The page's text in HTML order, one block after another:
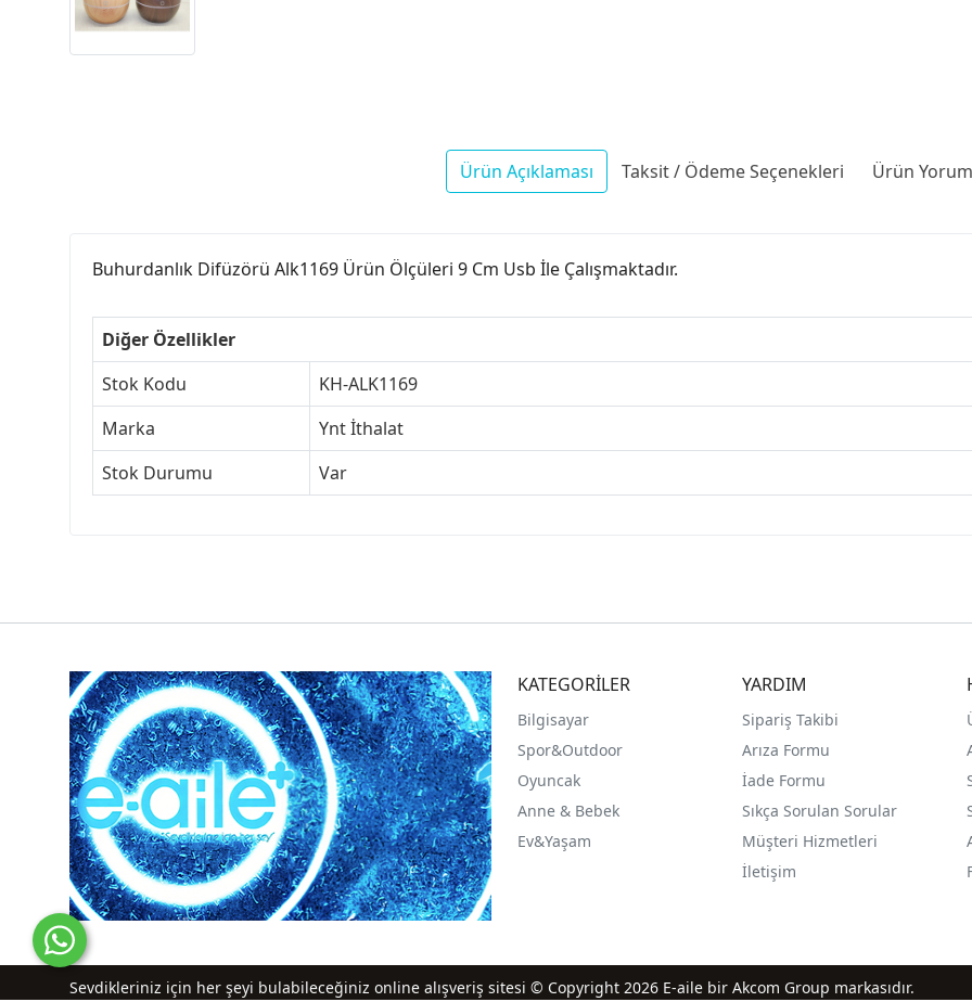
Ürün Açıklaması Taksit / Ödeme Seçenekleri Ürün
Buhurdanlık Difüzörü Alk1169 Ürün Ölçüleri 9 Cm Usb İle Çalışmaktadır.
Diğer Özellikler
Stok Kodu
KH-ALK1169
Marka
Ynt İthalat
Stok Durumu
Var
KATEGORİLER
Bilgisayar
Spor&Outdoor
Oyuncak
Anne & Bebek
Ev&Yaşam
YARDIM
Sipariş Takibi
Arıza Formu
İade Formu
Sıkça Sorulan Sorular
Müşteri Hizmetleri
İletişim
Sevdikleriniz için her şeyi bulabileceğiniz online alışveriş sitesi © Copyright 2026 E-aile bir Akcom Group markasıdır.